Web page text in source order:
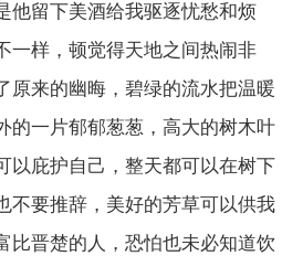
他留下美酒给我驱逐忧愁和烦
一样，顿觉得天地之间热闹非
原来的幽晦，碧绿的流水把温暖
的一片郁郁葱葱，高大的树木叶
以庇护自己，整天都可以在树下
不要推辞，美好的芳草可以供我
比晋楚的人，恐怕也未必知道饮